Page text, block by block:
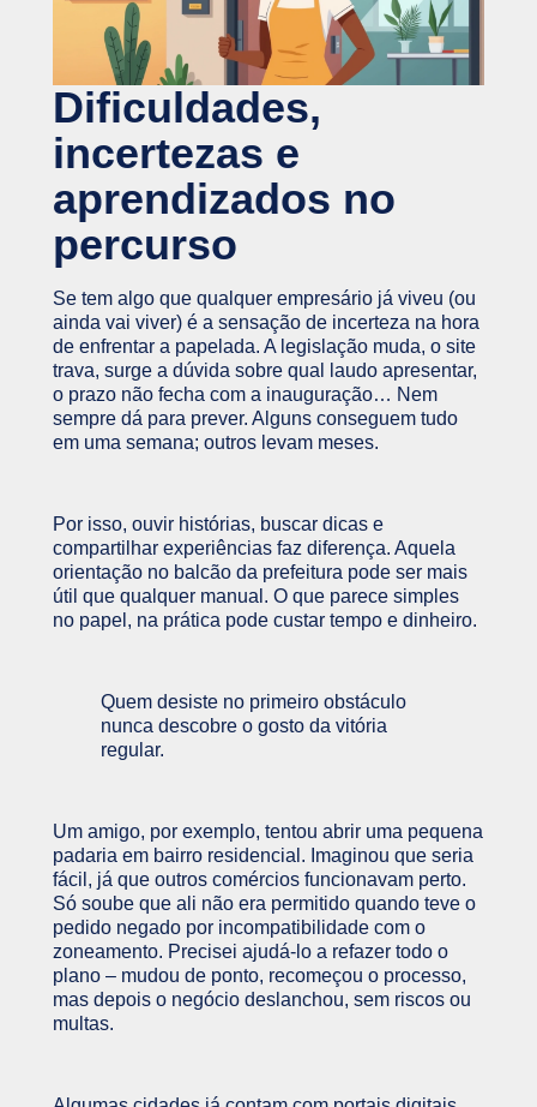
Dificuldades,
incertezas e
aprendizados no
percurso
Se tem algo que qualquer empresário já viveu (ou
ainda vai viver) é a sensação de incerteza na hora
de enfrentar a papelada. A legislação muda, o site
trava, surge a dúvida sobre qual laudo apresentar,
o prazo não fecha com a inauguração… Nem
sempre dá para prever. Alguns conseguem tudo
em uma semana; outros levam meses.
Por isso, ouvir histórias, buscar dicas e
compartilhar experiências faz diferença. Aquela
orientação no balcão da prefeitura pode ser mais
útil que qualquer manual. O que parece simples
no papel, na prática pode custar tempo e dinheiro.
Quem desiste no primeiro obstáculo
nunca descobre o gosto da vitória
regular.
Um amigo, por exemplo, tentou abrir uma pequena
padaria em bairro residencial. Imaginou que seria
fácil, já que outros comércios funcionavam perto.
Só soube que ali não era permitido quando teve o
pedido negado por incompatibilidade com o
zoneamento. Precisei ajudá-lo a refazer todo o
plano – mudou de ponto, recomeçou o processo,
mas depois o negócio deslanchou, sem riscos ou
multas.